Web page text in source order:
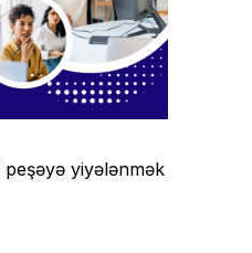
peşəyə yiyələnmək